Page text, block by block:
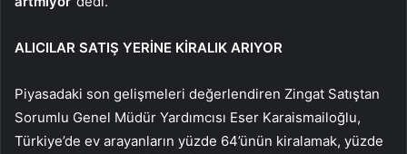
ALICILAR SATIŞ YERİNE KİRALIK ARIYOR
Piyasadaki son gelişmeleri değerlendiren Zingat Satıştan
Sorumlu Genel Müdür Yardımcısı Eser Karaismailoğlu,
Türkiye’de ev arayanların yüzde 64’ünün kiralamak, yüzde